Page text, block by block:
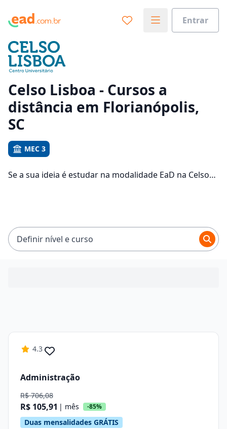
Entrar
Vamos te guiar no caminho ideal para seus estudos
Celso Lisboa - Cursos a
distância em Florianópolis,
SC
MEC 3
Se a sua ideia é estudar na modalidade EaD na Celso
Definir nível e curso
4.3
Administração
R$ 706,08
R$ 105,91 | mês -85%
Duas mensalidades GRÁTIS